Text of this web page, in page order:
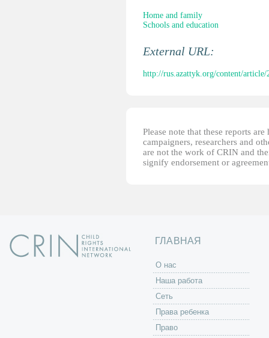
Home and family
Schools and education
External URL:
http://rus.azattyk.org/content/
Please note that these reports
campaigners, researchers and
are not the work of CRIN and
signify endorsement or
ГЛАВНАЯ
O нас
Наша работа
Сеть
Права ребенка
Право